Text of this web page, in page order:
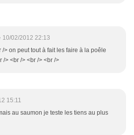
10/02/2012 22:13
/> on peut tout à fait les faire à la poêle
/> <br /> <br /> <br />
15:11
au saumon je teste les tiens au plus